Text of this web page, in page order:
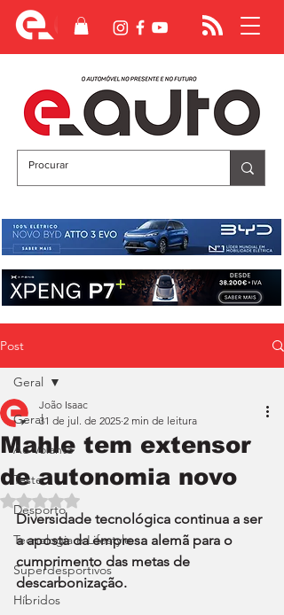
Post
Geral
Ao Volante
Teste
Desporto
Tecnologia e Lifestyle
Superdesportivos
Híbridos
Geral
Mahle tem extensor
de autonomia novo
João Isaac
31 de jul. de 2025 2 min de leitura
Avaliado com NaN de 5 estrelas.
Diversidade tecnológica continua a ser
a aposta da empresa alemã para o
cumprimento das metas de
descarbonização.